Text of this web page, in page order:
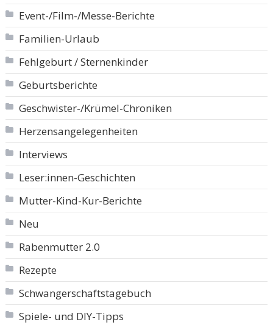
Event-/Film-/Messe-Berichte
Familien-Urlaub
Fehlgeburt / Sternenkinder
Geburtsberichte
Geschwister-/Krümel-Chroniken
Herzensangelegenheiten
Interviews
Leser:innen-Geschichten
Mutter-Kind-Kur-Berichte
Neu
Rabenmutter 2.0
Rezepte
Schwangerschaftstagebuch
Spiele- und DIY-Tipps